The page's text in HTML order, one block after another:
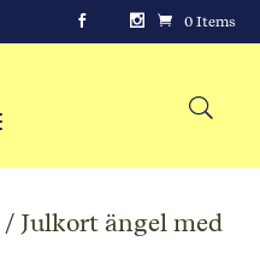
0 Items
/ Julkort ängel med